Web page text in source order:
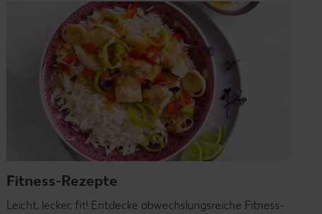
Fitness-Rezepte
Leicht, lecker, fit! Entdecke abwechslungsreiche Fitness-